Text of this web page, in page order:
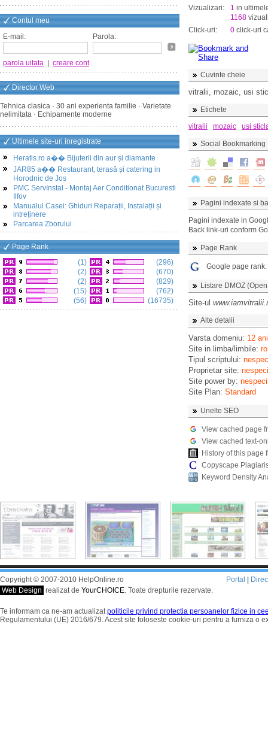
Contul meu
E-mail:
Parola:
parola uitata creare cont
Director Web
Tehnica clasica · 30 ani experienta familie · Varietate
nelimitata · Echipamente moderne
Ultimele site-uri inregistrate
Heratis.ro a�� Bijuterii din aur și diamante
JAR85 a�� Restaurant, terasă și catering in
Horodnic de Jos
PMC ServInstal - Montaj Aer Conditionat Bucuresti
Ilfov
Manualul Casei: Ghiduri Reparații, Instalații și
intreținere
Parcarea Zborului
Page Rank
(1)
(2)
(2)
(15)
(56)
(296)
(670)
(829)
(762)
(16735)
Vizualizari:
1 in
1168
Click-uri:
0 click-uri
Cuvinte cheie
vitralii, mozaic, usi
Etichete
vitralii
mozaic usi
Social Bookmarking
Pagini indexate si
Pagini indexate in
Back link-uri conform
Page Rank
Google page rank:
Listare DMOZ
Site-ul
Alte detalii
Varsta domeniu: 12 ani
Site in limba/limbile: ro
Tipul scriptului:
Proprietar site:
Site power by:
Site Plan: Standard
Unelte SEO
View cached page
View cached text-
History of this page
Copyscape
Keyword Density
Copyright © 2007-2010 HelpOnline.ro
Web Design realizat de YourCHOICE. Toate drepturile rezervate.
Portal
Te informam ca ne-am actualizatpoliticile privind protectia persoanelor fizice in
Regulamentului (UE) 2016/679. Acest site foloseste cookie-uri pentru a furniza o